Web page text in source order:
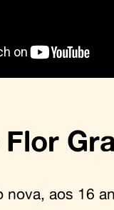
nova, aos 16